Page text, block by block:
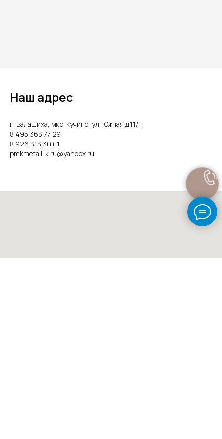
Наш адрес
г. Балашиха, мкр. Кучино, ул. Южная д.11/1
8 495 363 77 29
8 926 313 30 01
pmkmetall-k.ru@yandex.ru